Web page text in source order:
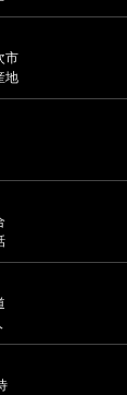
市
地